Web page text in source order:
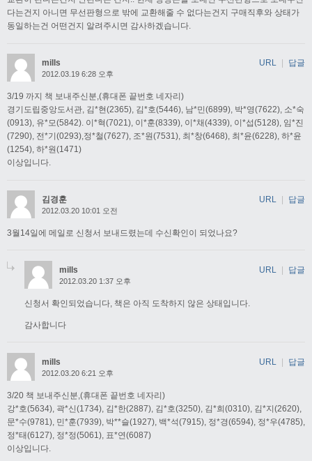
다는건지 아니면 무선판형으로 밖에 교환해줄 수 없다는건지 구매직후와 상태가
동일하는건 어떤건지 알려주시면 감사하겠습니다.
mills
2012.03.19 6:28 오후
3/19 까지 책 보내주신분,(휴대폰 끝번호 네자리)
경기도립중앙도서관, 김*현(2365), 김*호(5446), 남*민(6899), 박*영(7622), 소*숙
(0913), 유*모(5842). 이*혁(7021), 이*훈(8339), 이*채(4339), 이*섭(5128), 임*진
(7290), 전*기(0293),정*철(7627), 조*원(7531), 최*창(6468), 최*윤(6228), 하*윤
(1254), 하*원(1471)
이상입니다.
URL 답글
김경훈
2012.03.20 10:01 오전
3월14일에 메일로 신청서 보내드렸는데 수신확인이 되었나요?
URL 답글
mills
2012.03.20 1:37 오후
신청서 확인되었습니다, 책은 아직 도착하지 않은 상태입니다.
감사합니다
URL | 답글
mills
2012.03.20 6:21 오후
3/20 책 보내주신분,(휴대폰 끝번호 네자리)
강*호(5634), 곽*신(1734), 김*한(2887), 김*호(3250), 김*희(0310), 김*지(2620),
문*수(9781), 민*훈(7939), 박**슬(1927), 백*석(7915), 정*경(6594), 정*우(4785),
정*태(6127), 정*정(5061), 표*연(6087)
이상입니다.
URL | 답글